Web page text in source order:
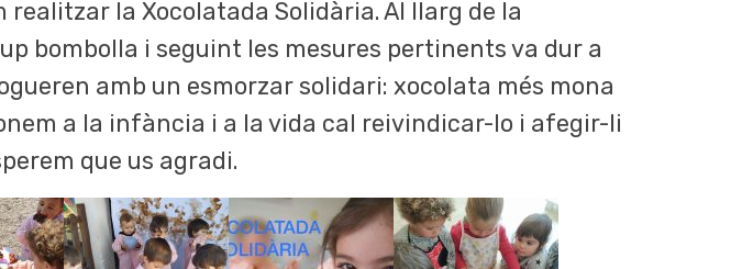
realitzar la Xocolatada Solidària. Al llarg de la
bombolla i seguint les mesures pertinents va dur a
amb un esmorzar solidari: xocolata més mona
a la infància i a la vida cal reivindicar-lo i afegir-li
que us agradi.